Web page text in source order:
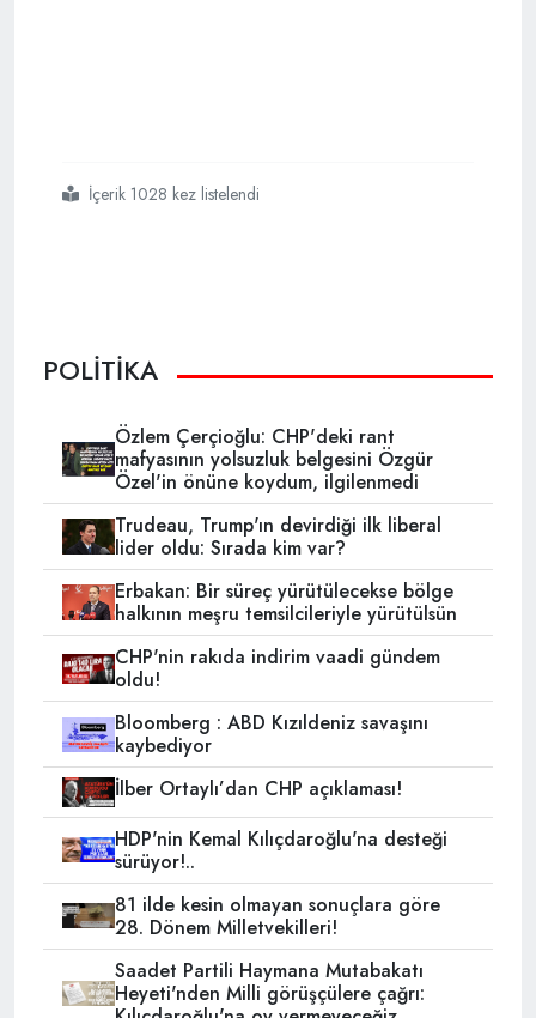
#kılıçdaroğlu
#bbcye
#konuştu
#batının
#dediklerini
#yaparımİçerik 1028 kez listelendi
POLİTİKA
Özlem Çerçioğlu: CHP'deki rant
mafyasının yolsuzluk belgesini Özgür
Özel'in önüne koydum, ilgilenmedi
Trudeau, Trump'ın devirdiği ilk liberal
lider oldu: Sırada kim var?
Erbakan: Bir süreç yürütülecekse bölge
halkının meşru temsilcileriyle yürütülsün
CHP'nin rakıda indirim vaadi gündem
oldu!
Bloomberg : ABD Kızıldeniz savaşını
kaybediyor
İlber Ortaylı’dan CHP açıklaması!
HDP'nin Kemal Kılıçdaroğlu'na desteği
sürüyor!..
81 ilde kesin olmayan sonuçlara göre
28. Dönem Milletvekilleri!
Saadet Partili Haymana Mutabakatı
Heyeti'nden Milli görüşçülere çağrı: